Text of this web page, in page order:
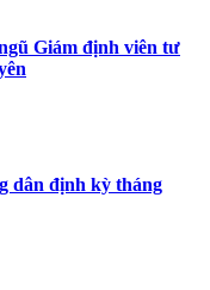
Giám định viên tư
dân định kỳ tháng